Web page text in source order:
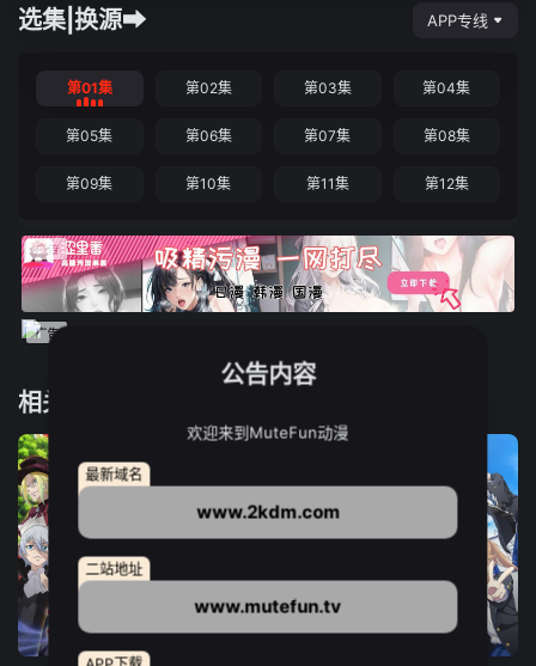
选集|换源➡ APP专线
第01集 第02集 第03集 第04集
第05集 第06集 第07集 第08集
第09集 第10集 第11集 第12集
相关推荐
12集全 12集全 13集全
公告内容
欢迎来到MuteFun动漫
最新域名
www.2kdm.com
二站地址
www.mutefun.tv